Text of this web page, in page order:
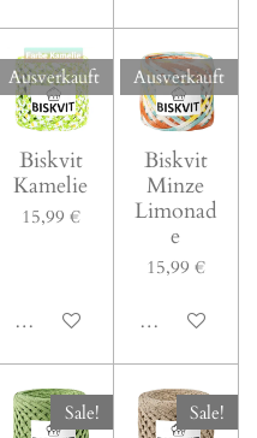
Ausverkauft
Biskvit
Kamelie
15,99 €
Bei Verfügbarkeit
Ausverkauft
Biskvit
Minze
Limonad
e
15,99 €
Bei
Sale! Sale!